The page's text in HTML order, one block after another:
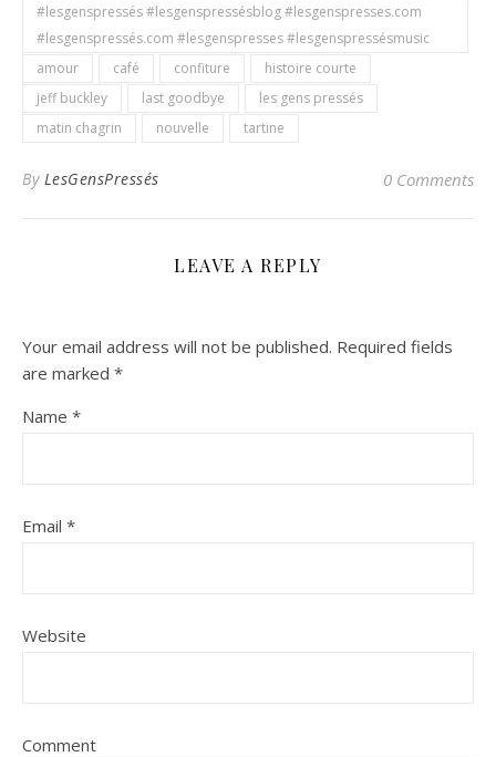
#lesgenspressés #lesgenspressésblog #lesgenspresses.com
#lesgenspressés.com #lesgenspresses #lesgenspressésmusic
amour
café confiture
histoire courte
jeff buckley
last goodbye
les gens pressés
matin chagrin
nouvelle tartine
By LesGensPressés 0 Comments
LEAVE A REPLY
Your email address will not be published. Required fields
are marked *
Name *
Email *
Website
Comment